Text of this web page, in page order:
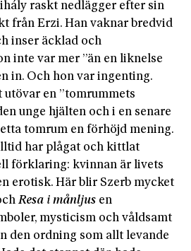
raskt nedlägger efter sin
från Erzi. Han vaknar bredvid
inser äcklad och
inte var mer ”än en liknelse
in. Och hon var ingenting.
en ”tomrummets
unge hjälten och i en senare
tomrum en förhöjd mening.
har plågat och kittlat
förklaring: kvinnan är livets
erotisk. Här blir Szerb mycket
Resa i månljus en
mysticism och våldsamt
den ordning som allt levande